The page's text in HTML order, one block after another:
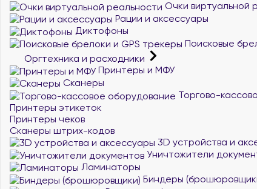
Очки виртуальной
Рации и аксессуары
Диктофоны
Поисковые
Оргтехника и расходники
Принтеры и МФУ
Сканеры
Торгово-
Принтеры этикеток
Принтеры чеков
Сканеры штрих-кодов
3D устройства и
Уничтожители
Ламинаторы
Биндеры